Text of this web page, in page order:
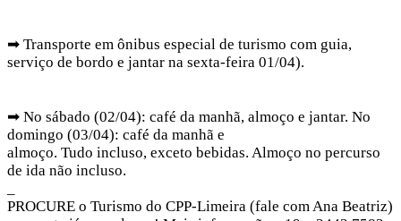
➡ Transporte em ônibus especial de turismo com guia,
serviço de bordo e jantar na sexta-feira 01/04).
➡ No sábado (02/04): café da manhã, almoço e jantar. No
domingo (03/04): café da manhã e
almoço. Tudo incluso, exceto bebidas. Almoço no percurso
de ida não incluso.
PROCURE o Turismo do CPP-Limeira (fale com Ana Beatriz)